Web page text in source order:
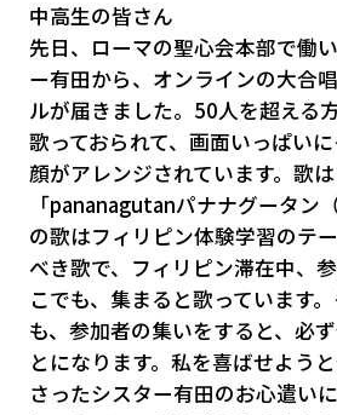
中高生の皆さん
先日、ローマの聖心会本部で働
ー有田から、オンラインの大合
ルが届きました。50人を超える
歌っておられて、画面いっぱい
顔がアレンジされています。歌
「pananagutanパナナグータン
の歌はフィリピン体験学習のテ
べき歌で、フィリピン滞在中、
こでも、集まると歌っています
も、参加者の集いをすると、必
とになります。私を喜ばせよう
さったシスター有田のお心遣いに